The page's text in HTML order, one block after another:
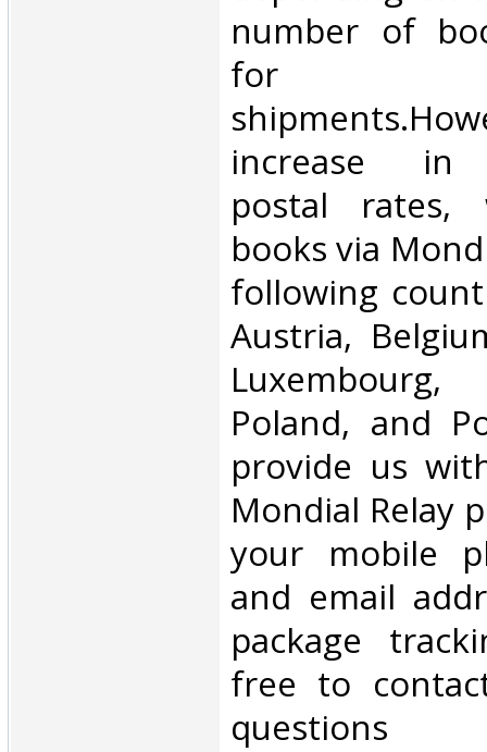
number of
for
increase in
postal
books via
following
Austria,
Poland, and
provide us
Mondial Relay
your mobile
and email
package
free to
questions‎